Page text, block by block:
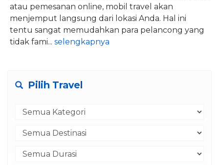
atau pemesanan online, mobil travel akan
menjemput langsung dari lokasi Anda. Hal ini
tentu sangat memudahkan para pelancong yang
tidak fami... selengkapnya
Pilih Travel